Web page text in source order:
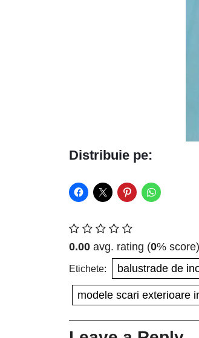
Distribuie pe:
0.00 avg. rating (0%
Etichete: balustrade de
modele scari exterioare